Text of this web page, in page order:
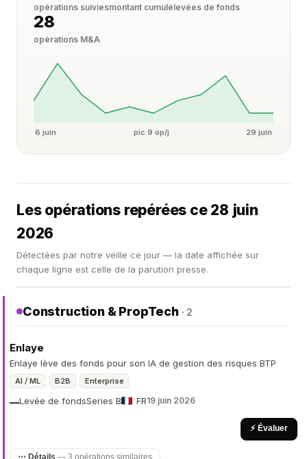
opérations suiviesmontant cumulélevées de fonds
28
opérations M&A
6 juin pic 9 op/j 29 juin
Les opérations repérées ce 28 juin
2026
Détectées par notre veille ce jour — la date affichée sur
chaque ligne est celle de la parution presse.
Construction & PropTech · 2
Enlaye
Enlaye lève des fonds pour son IA de gestion des risques BTP
AI / ML B2B Enterprise
Levée de fonds
— Series B FR19 juin 2026
⚡ Évaluer
⋯ Détails — 3 opérations similaires